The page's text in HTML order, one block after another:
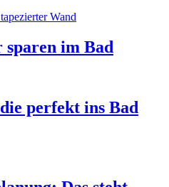
sparen im Bad
perfekt ins Bad